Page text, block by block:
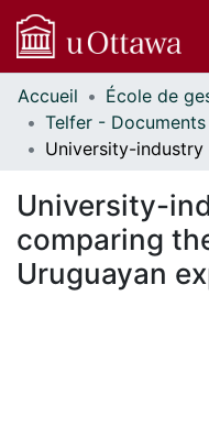
Communautés
et collections
Parcourir
À propos
Accueil
University-
comparing
Uruguayan